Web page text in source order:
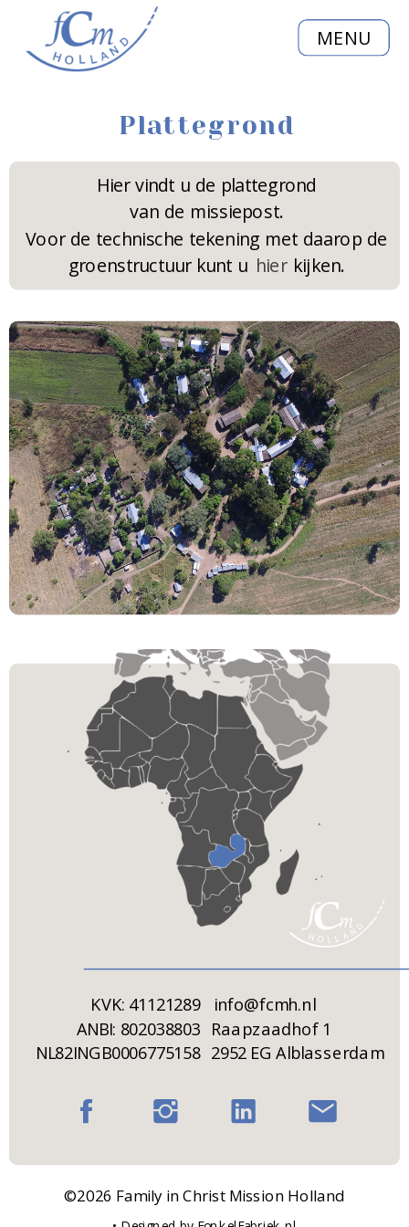
MENU
Plattegrond
Hier vindt u de plattegrond
van de missiepost.
Voor de technische tekening met daarop de
groenstructuur kunt u kijken.
hier
©2026 Family in Christ Mission Holland
KVK: 41121289
ANBI: 802038803
NL82INGB0006775158
Raapzaadhof 1
2952 EG Alblasserdam
info@fcmh.nl